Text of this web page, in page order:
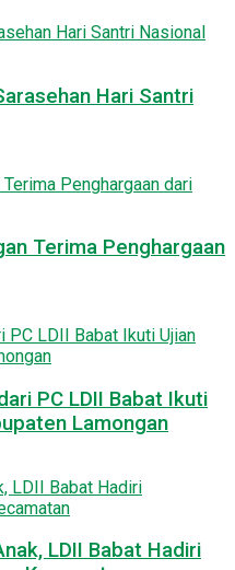
Hari Santri
Terima Penghargaan
PC LDII Babat Ikuti
Lamongan
LDII Babat Hadiri